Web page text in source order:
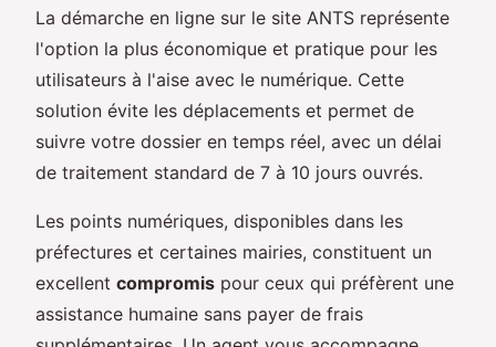
La démarche en ligne sur le site ANTS représente
l'option la plus économique et pratique pour les
utilisateurs à l'aise avec le numérique. Cette
solution évite les déplacements et permet de
suivre votre dossier en temps réel, avec un délai
de traitement standard de 7 à 10 jours ouvrés.
Les points numériques, disponibles dans les
préfectures et certaines mairies, constituent un
excellent compromis pour ceux qui préfèrent une
assistance humaine sans payer de frais